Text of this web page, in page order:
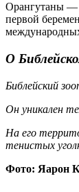
Орангутаны —
первой
О
Библейский
Он уникален
На его
тенистых
Фото: Яарон